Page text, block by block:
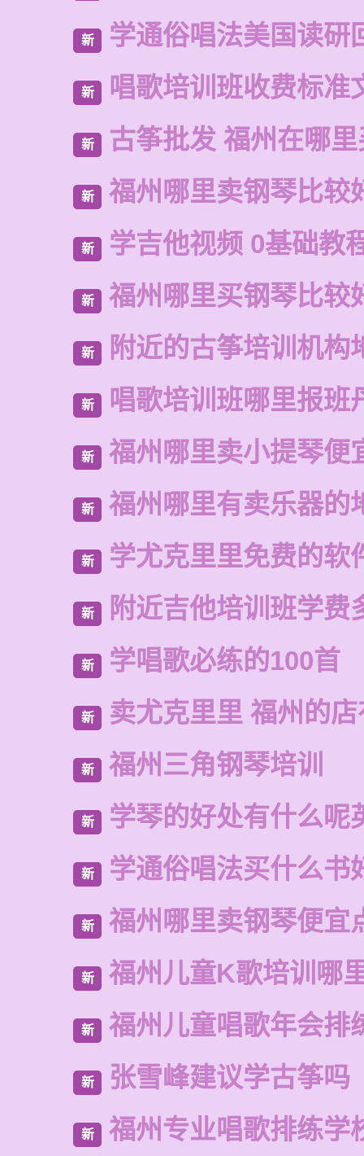
新 学通俗唱法美国读研
新 唱歌培训班收费标准
新 古筝批发 福州在哪
新 福州哪里卖钢琴比较
新 学吉他视频 0基础教
新 福州哪里买钢琴比较
新 附近的古筝培训机构
新 唱歌培训班哪里报班
新 福州哪里卖小提琴便
新 福州哪里有卖乐器的
新 学尤克里里免费的软
新 附近吉他培训班学费
新 学唱歌必练的100首
新 卖尤克里里 福州的
新 福州三角钢琴培训
新 学琴的好处有什么呢
新 学通俗唱法买什么书
新 福州哪里卖钢琴便宜
新 福州儿童K歌培训哪
新 福州儿童唱歌年会排
新 张雪峰建议学古筝吗
新 福州专业唱歌排练学